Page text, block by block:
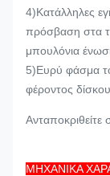
THF/TIF
4)Κατάλληλες
πρόσβαση στα
μπουλόνια
5)Ευρύ φάσμα
φέροντος
ΜΗΧΑΝΙΚΑ